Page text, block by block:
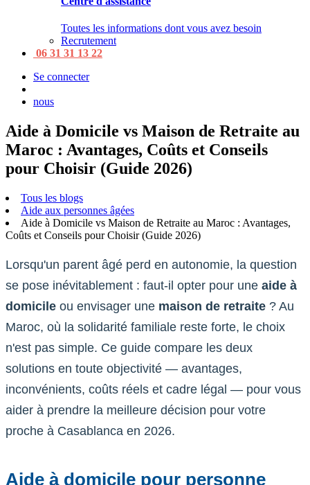
Toutes les informations dont vous avez besoin
Recrutement
06 31 31 13 22
Se connecter
nous
Aide à Domicile vs Maison de Retraite au
Maroc : Avantages, Coûts et Conseils
pour Choisir (Guide 2026)
Tous les blogs
Aide aux personnes âgées
Aide à Domicile vs Maison de Retraite au Maroc : Avantages,
Coûts et Conseils pour Choisir (Guide 2026)
Lorsqu'un parent âgé perd en autonomie, la question
se pose inévitablement : faut-il opter pour une aide à
domicile ou envisager une maison de retraite ? Au
Maroc, où la solidarité familiale reste forte, le choix
n'est pas simple. Ce guide compare les deux
solutions en toute objectivité — avantages,
inconvénients, coûts réels et cadre légal — pour vous
aider à prendre la meilleure décision pour votre
proche à Casablanca en 2026.
Aide à domicile pour personne